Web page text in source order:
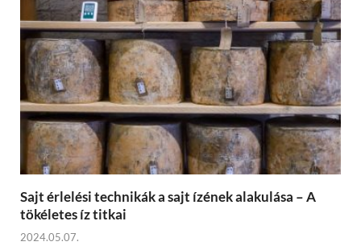
Sajt érlelési technikák a sajt ízének alakulása – A
tökéletes íz titkai
2024.05.07.